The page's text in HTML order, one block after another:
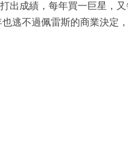
出成績，每年買一巨星，
逃不過佩雷斯的商業決定